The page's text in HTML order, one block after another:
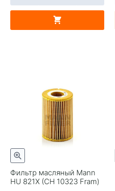
Фильтр масляный Mann
HU 821X (CH 10323 Fram)